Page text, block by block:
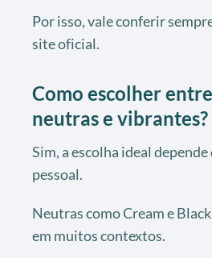
Por isso, vale conferir
site oficial.
Como escolher
neutras e vibrantes?
Sim, a escolha ideal
pessoal.
Neutras como Cream e
em muitos contextos.